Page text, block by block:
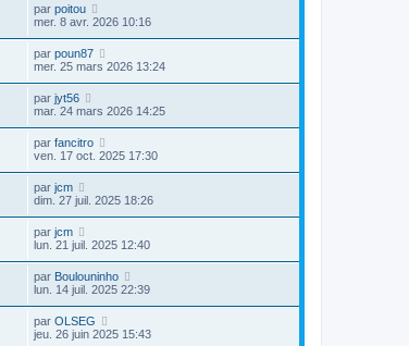
par poitou
mer. 8 avr. 2026 10:16
par poun87
mer. 25 mars 2026 13:24
par jyt56
mar. 24 mars 2026 14:25
par fancitro
ven. 17 oct. 2025 17:30
par jcm
dim. 27 juil. 2025 18:26
par jcm
lun. 21 juil. 2025 12:40
par Boulouninho
lun. 14 juil. 2025 22:39
par OLSEG
jeu. 26 juin 2025 15:43